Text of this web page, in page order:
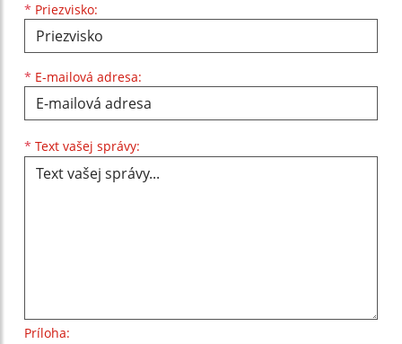
* Priezvisko:
* E-mailová adresa:
* Text vašej správy:
Príloha: